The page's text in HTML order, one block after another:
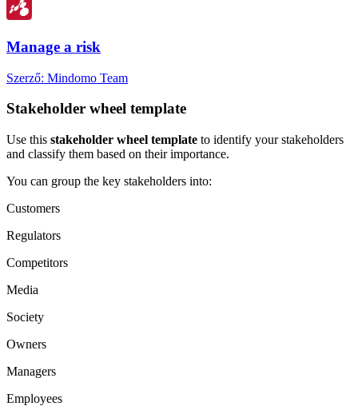
Manage a risk
Szerző: Mindomo Team
Stakeholder wheel template
Use this stakeholder wheel template to identify your stakeholders
and classify them based on their importance.
You can group the key stakeholders into:
Customers
Regulators
Competitors
Media
Society
Owners
Managers
Employees